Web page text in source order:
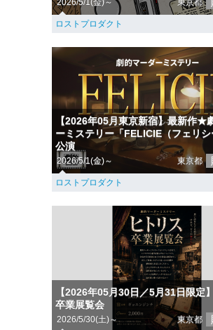
2026/5/1(金)～ 東京都
ロストプロダクト
【2026年05月東京新宿】最新作★
ーミステリー「FELICIE（フェリ
公演
2026/5/1(金)～ 東京都
ロストプロダクト
【2026年05月30日／5月31日限定
卒業展覧会
2026/5/30(土)～ 東京都